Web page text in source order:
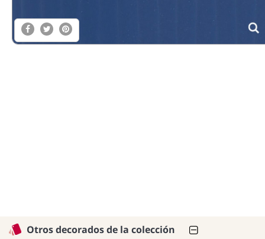
Otros decorados de la colección